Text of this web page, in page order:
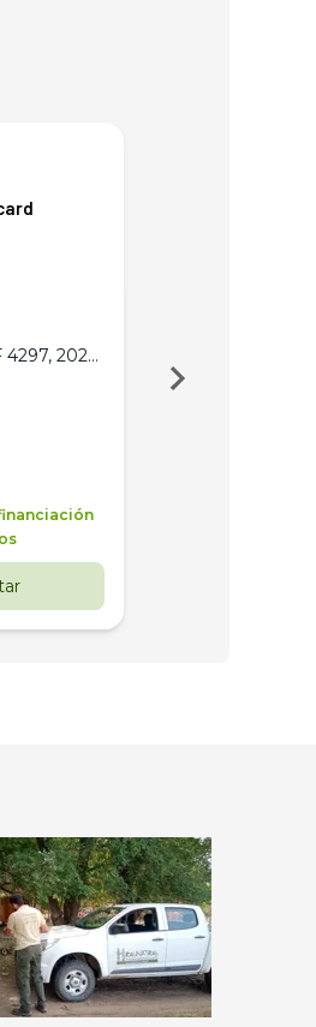
2020,
Venado Tuerto